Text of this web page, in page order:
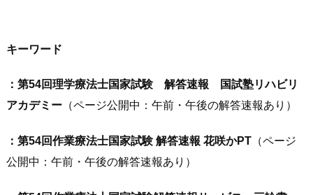
キーワード
：第54回理学療法士国家試験 解答速報 国試塾リハビリ
アカデミー （ページ公開中：午前・午後の解答速報あり）
：第54回作業療法士国家試験 解答速報 花咲かPT （ページ
公開中：午前・午後の解答速報あり）